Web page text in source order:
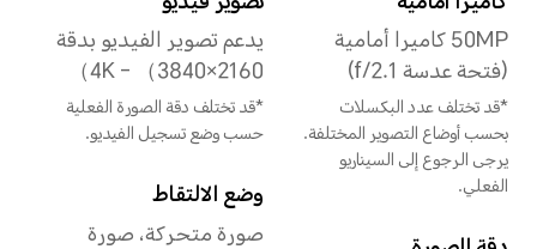
واجهة المستخدم